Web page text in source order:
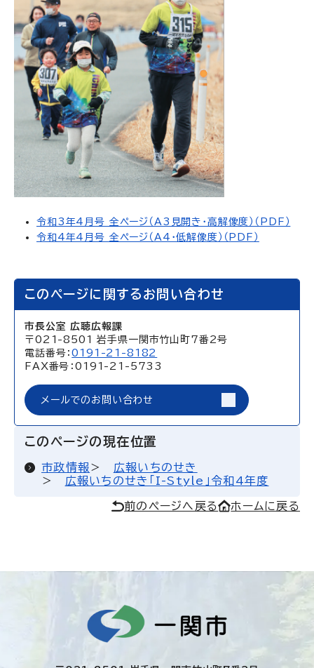
令和3年4月号 全ページ（A3見開き・高解像度）（PDF）
令和4年4月号 全ページ（A4・低解像度）（PDF）
このページに関するお問い合わせ
市長公室 広聴広報課
〒021-8501 岩手県一関市竹山町7番2号
電話番号：0191-21-8182
FAX番号：0191-21-5733
メールでのお問い合わせ
このページの現在位置
市政情報
広報いちのせき
広報いちのせき「I-Style」令和4年度
前のページへ戻る ホームに戻る